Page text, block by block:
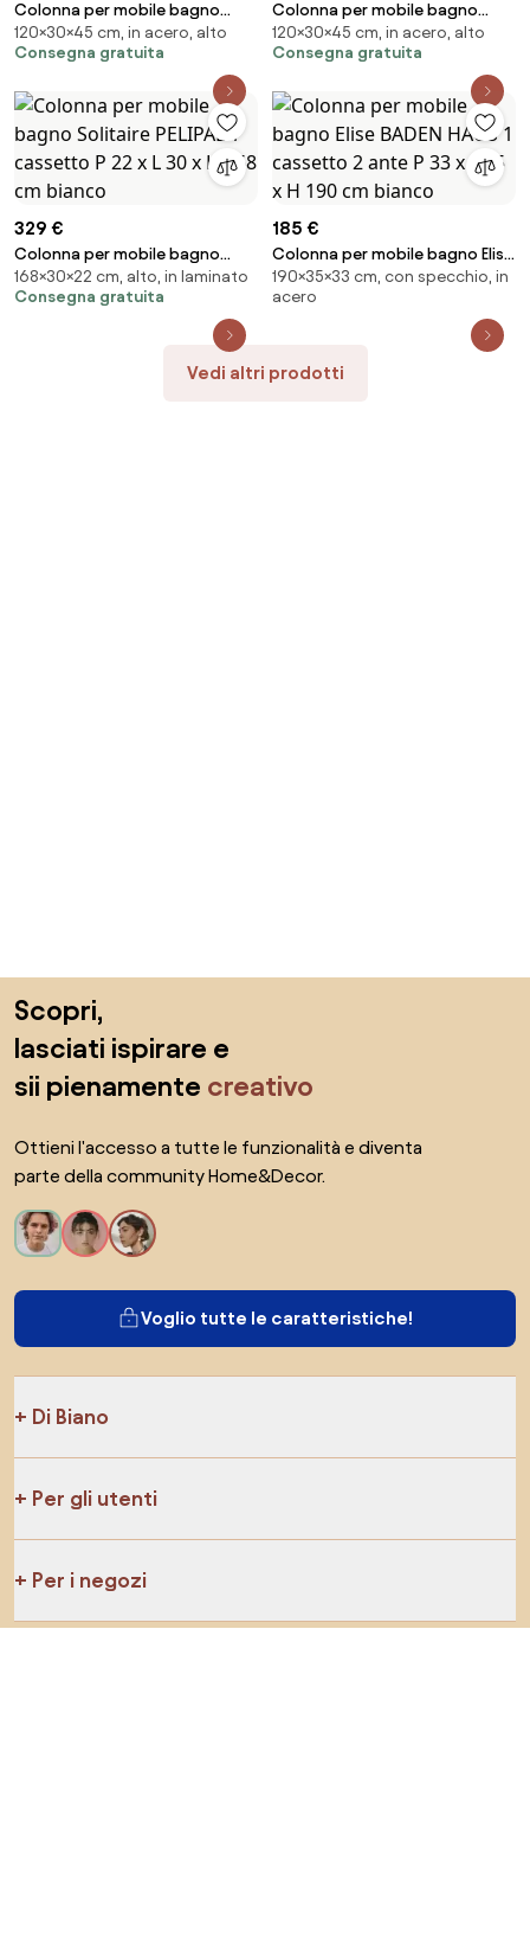
Colonna per mobile bagno
Contea PELIPAL 2 cassetti 2
ante P 45 x L 30 x H 120 cm
120×30×45 cm, in acero, alto
Consegna gratuita
Colonna per mobile bagno
Contea PELIPAL 2 cassetti 2
ante P 45 x L 30 x H 120 cm
120×30×45 cm, in acero, alto
Consegna gratuita
329 €
Colonna per mobile bagno
Solitaire PELIPAL 1 cassetto P 22
x L 30 x H 168 cm bianco
168×30×22 cm, alto, in laminato
Consegna gratuita
185 €
Colonna per mobile bagno Elise
BADEN HAUS 1 cassetto 2 ante P
33 x L 35 x H 190 cm bianco
190×35×33 cm, con specchio, in
acero
Vedi altri prodotti
Scopri,
lasciati ispirare e
sii pienamente creativo
Ottieni l'accesso a tutte le funzionalità e diventa
parte della community Home&Decor.
Voglio tutte le caratteristiche!
Di Biano
Per gli utenti
Per i negozi